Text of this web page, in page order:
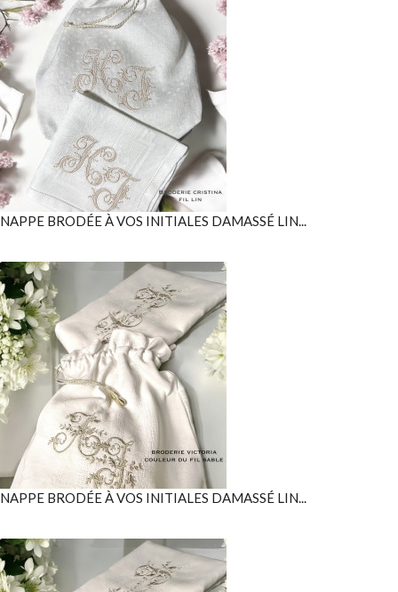
NAPPE BRODÉE À VOS INITIALES DAMASSÉ LIN...
NAPPE BRODÉE À VOS INITIALES DAMASSÉ LIN...